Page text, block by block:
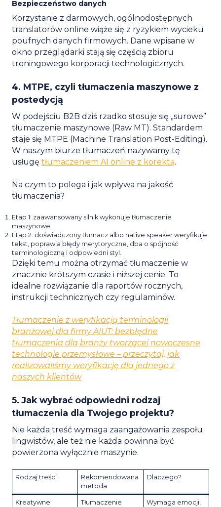
Bezpieczeństwo danych
Korzystanie z darmowych, ogólnodostępnych
translatorów online wiąże się z ryzykiem wycieku
poufnych danych firmowych. Dane wpisane w
okno przeglądarki stają się częścią zbioru
treningowego korporacji technologicznych.
4. MTPE, czyli tłumaczenia maszynowe z
postedycją
W podejściu B2B dziś rzadko stosuje się „surowe”
tłumaczenie maszynowe (Raw MT). Standardem
staje się MTPE (Machine Translation Post-Editing).
W naszym biurze tłumaczeń nazywamy tę
usługę tłumaczeniem AI online z korektą.
Na czym to polega i jak wpływa na jakość
tłumaczenia?
Etap 1: zaawansowany silnik wykonuje tłumaczenie
maszynowe.
Etap 2: doświadczony tłumacz albo native speaker weryfikuje
tekst, poprawia błędy merytoryczne, dba o spójność
terminologiczną i odpowiedni styl.
Dzięki temu można otrzymać tłumaczenie w
znacznie krótszym czasie i niższej cenie. To
idealne rozwiązanie dla raportów rocznych,
instrukcji technicznych czy regulaminów.
Tłumaczenie z weryfikacją terminologii
branżowej dla firmy AIUT: bezbłędne
tłumaczenia dla branży tworzącej nowoczesne
technologie przemysłowe – przeczytaj, jak
realizowaliśmy weryfikację dla jednego z
naszych klientów
5. Jak wybrać odpowiedni rodzaj
tłumaczenia dla Twojego projektu?
Nie każda treść wymaga zaangażowania zespołu
lingwistów, ale też nie każda powinna być
powierzona wyłącznie maszynie.
Rodzaj treści
Rekomendowana
metoda
Dlaczego?
Kreatywne
Tłumaczenie
Wymaga emocji,